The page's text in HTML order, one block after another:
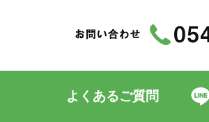
よくあるご質問